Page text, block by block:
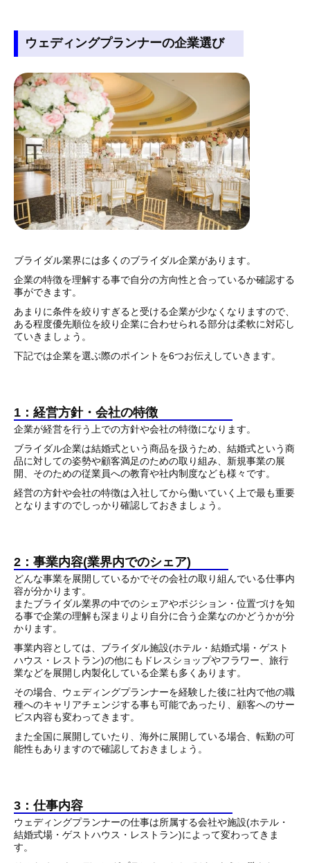
ウェディングプランナーの企業選び
ブライダル業界には多くのブライダル企業があります。
企業の特徴を理解する事で自分の方向性と合っているか確認する
事ができます。
あまりに条件を絞りすぎると受ける企業が少なくなりますので、
ある程度優先順位を絞り企業に合わせられる部分は柔軟に対応し
ていきましょう。
下記では企業を選ぶ際のポイントを6つお伝えしていきます。
1：経営方針・会社の特徴
企業が経営を行う上での方針や会社の特徴になります。
ブライダル企業は結婚式という商品を扱うため、結婚式という商
品に対しての姿勢や顧客満足のための取り組み、新規事業の展
開、そのための従業員への教育や社内制度なども様々です。
経営の方針や会社の特徴は入社してから働いていく上で最も重要
となりますのでしっかり確認しておきましょう。
2：事業内容(業界内でのシェア)
どんな事業を展開しているかでその会社の取り組んでいる仕事内
容が分かります。
またブライダル業界の中でのシェアやポジション・位置づけを知
る事で企業の理解も深まりより自分に合う企業なのかどうかが分
かります。
事業内容としては、ブライダル施設(ホテル・結婚式場・ゲスト
ハウス・レストラン)の他にもドレスショップやフラワー、旅行
業などを展開し内製化している企業も多くあります。
その場合、ウェディングプランナーを経験した後に社内で他の職
種へのキャリアチェンジする事も可能であったり、顧客へのサー
ビス内容も変わってきます。
また全国に展開していたり、海外に展開している場合、転勤の可
能性もありますので確認しておきましょう。
3：仕事内容
ウェディングプランナーの仕事は所属する会社や施設(ホテル・
結婚式場・ゲストハウス・レストラン)によって変わってきま
す。